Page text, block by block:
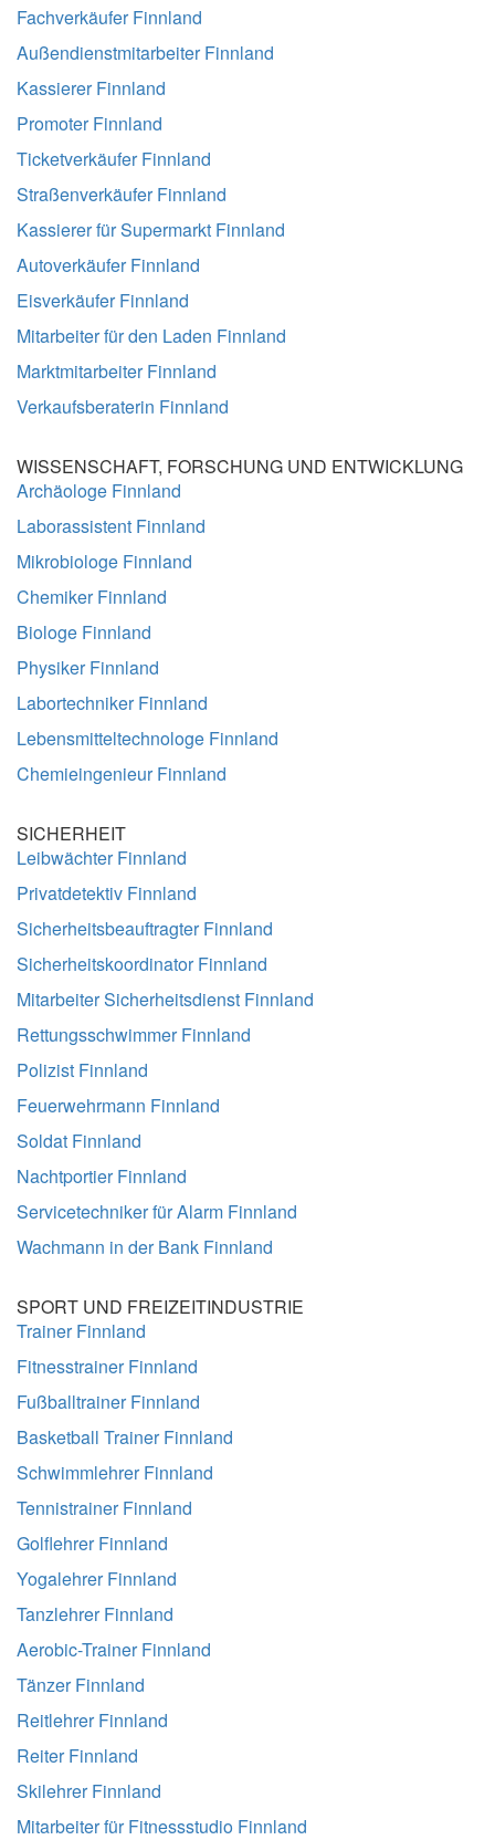
Fachverkäufer Finnland
Außendienstmitarbeiter Finnland
Kassierer Finnland
Promoter Finnland
Ticketverkäufer Finnland
Straßenverkäufer Finnland
Kassierer für Supermarkt Finnland
Autoverkäufer Finnland
Eisverkäufer Finnland
Mitarbeiter für den Laden Finnland
Marktmitarbeiter Finnland
Verkaufsberaterin Finnland
WISSENSCHAFT, FORSCHUNG UND ENTWICKLUNG
Archäologe Finnland
Laborassistent Finnland
Mikrobiologe Finnland
Chemiker Finnland
Biologe Finnland
Physiker Finnland
Labortechniker Finnland
Lebensmitteltechnologe Finnland
Chemieingenieur Finnland
SICHERHEIT
Leibwächter Finnland
Privatdetektiv Finnland
Sicherheitsbeauftragter Finnland
Sicherheitskoordinator Finnland
Mitarbeiter Sicherheitsdienst Finnland
Rettungsschwimmer Finnland
Polizist Finnland
Feuerwehrmann Finnland
Soldat Finnland
Nachtportier Finnland
Servicetechniker für Alarm Finnland
Wachmann in der Bank Finnland
SPORT UND FREIZEITINDUSTRIE
Trainer Finnland
Fitnesstrainer Finnland
Fußballtrainer Finnland
Basketball Trainer Finnland
Schwimmlehrer Finnland
Tennistrainer Finnland
Golflehrer Finnland
Yogalehrer Finnland
Tanzlehrer Finnland
Aerobic-Trainer Finnland
Tänzer Finnland
Reitlehrer Finnland
Reiter Finnland
Skilehrer Finnland
Mitarbeiter für Fitnessstudio Finnland